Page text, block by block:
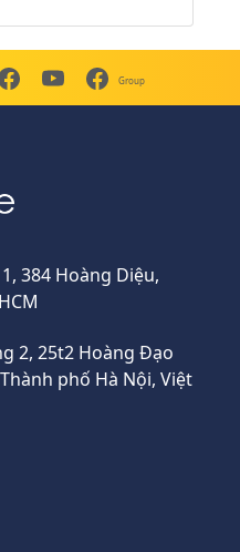
Group
384 Hoàng Diệu,
2, 25t2 Hoàng Đạo
phố Hà Nội, Việt